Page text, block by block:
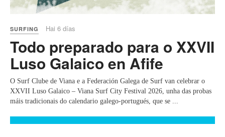
SURFING Hai 6 días
Todo preparado para o XXVII
Luso Galaico en Afife
O Surf Clube de Viana e a Federación Galega de Surf van celebrar o
XXVII Luso Galaico – Viana Surf City Festival 2026, unha das probas
máis tradicionais do calendario galego-portugués, que se ...